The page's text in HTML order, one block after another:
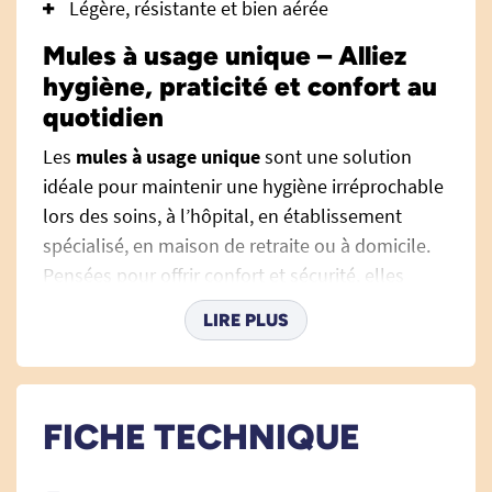
Légère, résistante et bien aérée
Mules à usage unique – Alliez
hygiène, praticité et confort au
quotidien
Les mules à usage uniquesont une solution
idéale pour maintenir une hygiène irréprochable
lors des soins, à l’hôpital, en établissement
spécialisé, en maison de retraite ou à domicile.
Pensées pour offrir confort et sécurité, elles
évitent les contaminations croisées tout en
facilitant la vie de l’utilisateur et des soignants.
Retrouvez égalementnotre sélection
d'équipements adaptés.
LIRE PLUS
FICHE TECHNIQUE